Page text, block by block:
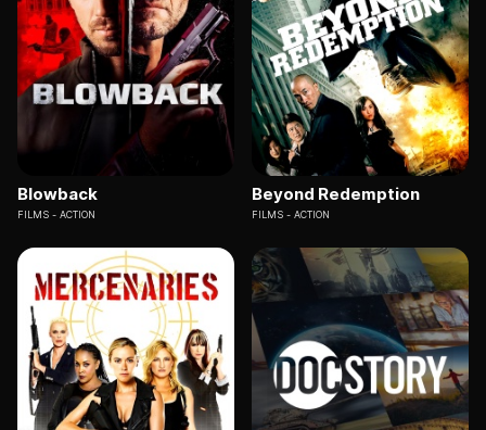
Blowback
FILMS ACTION
Beyond Redemption
FILMS ACTION